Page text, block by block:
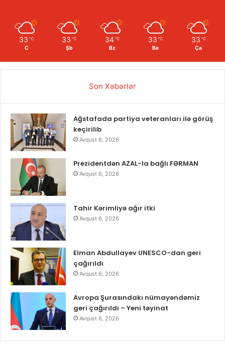
33 ℃
C
33 ℃
Şb
34 ℃
Bz
33 ℃
Be
33 ℃
Ça
Son Xəbərlər
Ağstafada partiya veteranları ilə görüş
keçirilib
Avqust 6, 2026
Prezidentdən AZAL-la bağlı FƏRMAN
Avqust 6, 2026
Tahir Kərimliyə ağır itki
Avqust 6, 2026
Elman Abdullayev UNESCO-dan geri
çağırıldı
Avqust 6, 2026
Avropa Şurasındakı nümayəndəmiz
geri çağırıldı – Yeni təyinat
Avqust 6, 2026